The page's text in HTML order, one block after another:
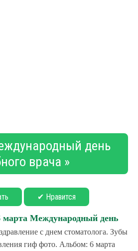
день
врача »
✔ Нравится
марта Международный день
с днем стоматолога. Зубы
гиф фото. Альбом: 6 марта